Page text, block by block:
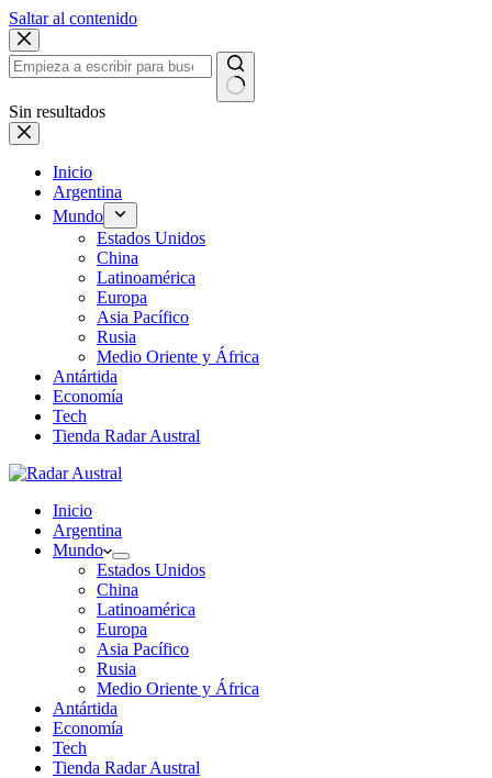
Saltar al contenido
Sin resultados
Inicio
Argentina
Mundo
Estados Unidos
China
Latinoamérica
Europa
Asia Pacífico
Rusia
Medio Oriente y África
Antártida
Economía
Tech
Tienda Radar Austral
Inicio
Argentina
Mundo
Estados Unidos
China
Latinoamérica
Europa
Asia Pacífico
Rusia
Medio Oriente y África
Antártida
Economía
Tech
Tienda Radar Austral